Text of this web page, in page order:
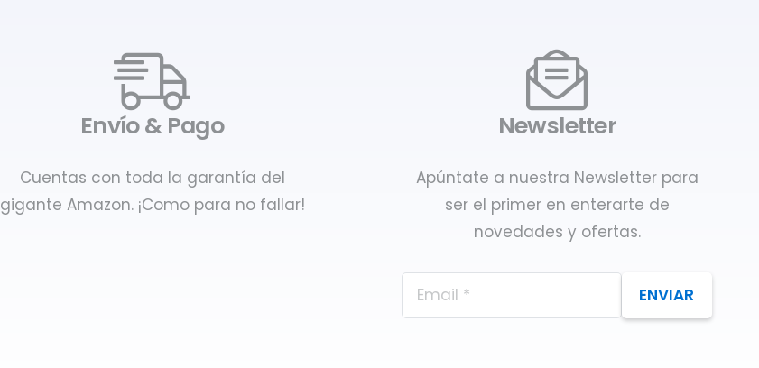
Envío & Pago
Cuentas con toda la garantía del
gigante Amazon. ¡Como para no fallar!
Newsletter
Apúntate a nuestra Newsletter para
ser el primer en enterarte de
novedades y ofertas.
ENVIAR